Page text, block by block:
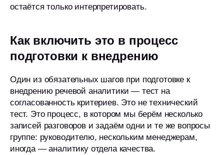
остаётся только интерпретировать.
Как включить это в процесс
подготовки к внедрению
Один из обязательных шагов при подготовке к
внедрению речевой аналитики — тест на
согласованность критериев. Это не технический
тест. Это процесс, в котором мы берём несколько
записей разговоров и задаём одни и те же вопросы
группе: руководителю, нескольким менеджерам,
иногда — аналитику отдела качества.
Telegram
support@imot.io
+7 (495) 204-99-66
Контакты
Контакты
Enterprise
Партнерам
О компании